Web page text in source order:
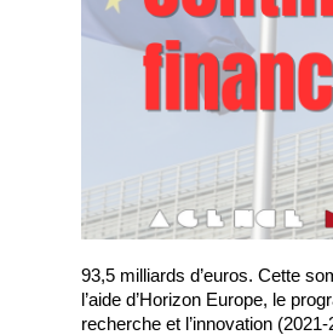
93,5 milliards d’euros. Cette
l’aide d’Horizon Europe, le
recherche et l’innovation